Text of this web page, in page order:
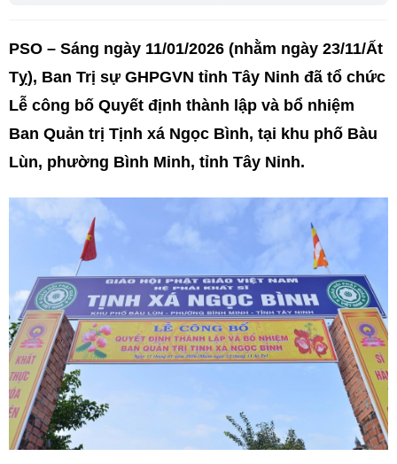
PSO – Sáng ngày 11/01/2026 (nhằm ngày 23/11/Ất
Tỵ), Ban Trị sự GHPGVN tỉnh Tây Ninh đã tổ chức
Lễ công bố Quyết định thành lập và bổ nhiệm
Ban Quản trị Tịnh xá Ngọc Bình, tại khu phố Bàu
Lùn, phường Bình Minh, tỉnh Tây Ninh.